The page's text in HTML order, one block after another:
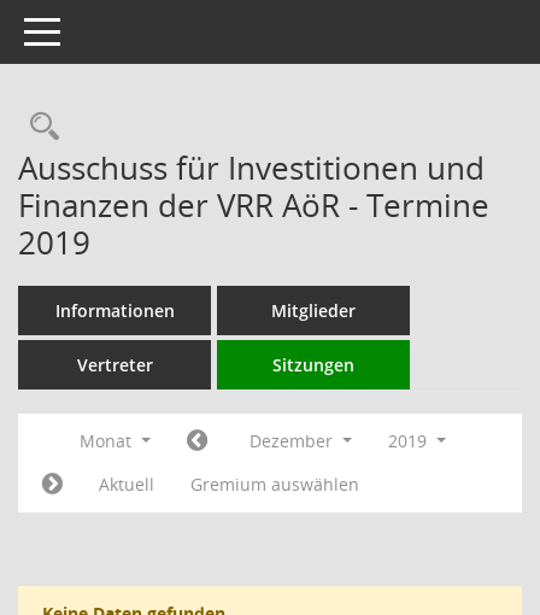
Toggle navigation
Rechercheauswahl
Ausschuss für Investitionen und
Finanzen der VRR AöR - Termine
2019
Informationen Mitglieder
Vertreter Sitzungen
Monat Dezember
2019
Aktuell
Gremium auswählen